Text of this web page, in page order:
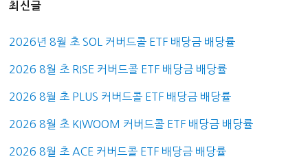
최신글
2026년 8월 초 SOL 커버드콜 ETF 배당금 배당률
2026 8월 초 RISE 커버드콜 ETF 배당금 배당률
2026 8월 초 PLUS 커버드콜 ETF 배당금 배당률
2026 8월 초 KIWOOM 커버드콜 ETF 배당금 배당률
2026 8월 초 ACE 커버드콜 ETF 배당금 배당률